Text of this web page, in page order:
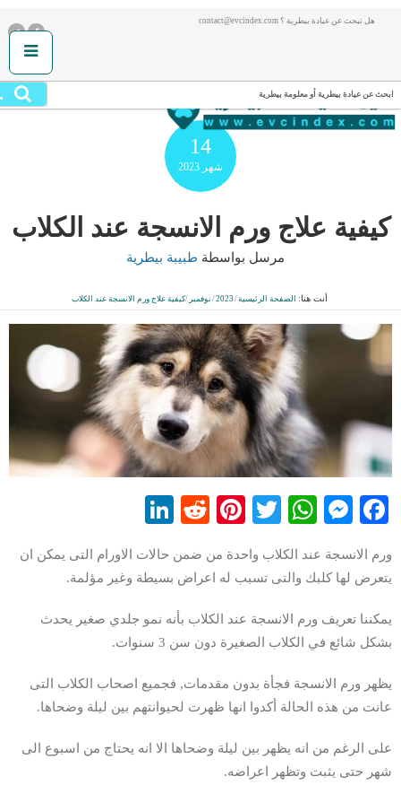
هل تبحث عن عيادة بيطرية ؟ contact@evcindex.com
ابحث عن عيادة بيطرية أو معلومة بيطرية
14
شهر 2023
كيفية علاج ورم الانسجة عند الكلاب
مرسل بواسطة طبيبة بيطرية
أنت هنا: الصفحة الرئيسية/
2023
/ نوفمبر /كيفية علاج ورم الانسجة عند الكلاب
Facebook
Messenger
WhatsApp
Twitter
Pinterest
Reddit
ورم الانسجة عند الكلاب واحدة من ضمن حالات الاورام التى يمكن ان
يتعرض لها كلبك والتى تسبب له اعراض بسيطة وغير مؤلمة.
يمكننا تعريف ورم الانسجة عند الكلاب بأنه نمو جلدي صغير يحدث
بشكل شائع في الكلاب الصغيرة دون سن 3 سنوات.
يظهر ورم الانسجة فجأة بدون مقدمات, فجميع اصحاب الكلاب التى
عانت من هذه الحالة أكدوا انها ظهرت لحيوانتهم بين ليلة وضحاها.
على الرغم من انه يظهر بين ليلة وضحاها الا انه يحتاج من اسبوع الى
شهر حتى يثبت وتظهر اعراضه.